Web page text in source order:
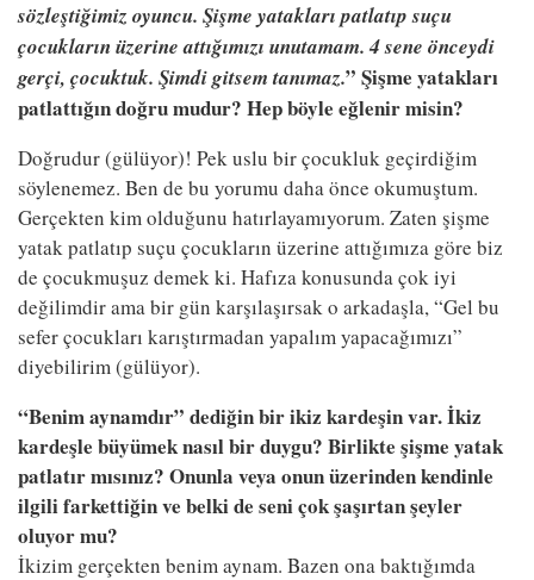
sözleştiğimiz oyuncu. Şişme yatakları patlatıp suçu
çocukların üzerine attığımızı unutamam. 4 sene önceydi
gerçi, çocuktuk. Şimdi gitsem tanımaz.” Şişme yatakları
patlattığın doğru mudur? Hep böyle eğlenir misin?
Doğrudur (gülüyor)! Pek uslu bir çocukluk geçirdiğim
söylenemez. Ben de bu yorumu daha önce okumuştum.
Gerçekten kim olduğunu hatırlayamıyorum. Zaten şişme
yatak patlatıp suçu çocukların üzerine attığımıza göre biz
de çocukmuşuz demek ki. Hafıza konusunda çok iyi
değilimdir ama bir gün karşılaşırsak o arkadaşla, “Gel bu
sefer çocukları karıştırmadan yapalım yapacağımızı”
diyebilirim (gülüyor).
“Benim aynamdır” dediğin bir ikiz kardeşin var. İkiz
kardeşle büyümek nasıl bir duygu? Birlikte şişme yatak
patlatır mısınız? Onunla veya onun üzerinden kendinle
ilgili farkettiğin ve belki de seni çok şaşırtan şeyler
oluyor mu?
İkizim gerçekten benim aynam. Bazen ona baktığımda